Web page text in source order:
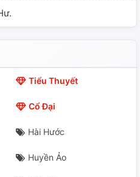
Tiểu Thuyết
Cổ Đại
Hài Hước
Huyền Ảo